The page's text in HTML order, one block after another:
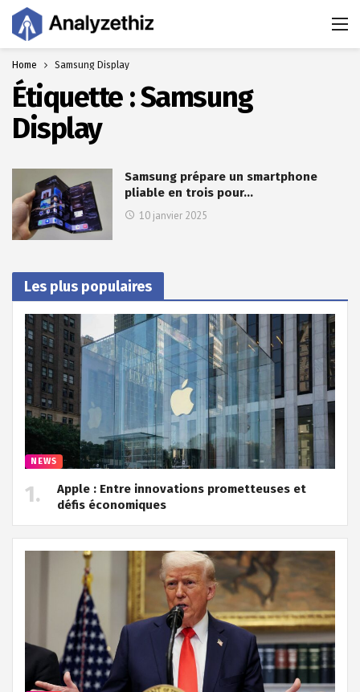
Home Samsung Display
Étiquette :Samsung
Display
Samsung prépare un smartphone
pliable en trois pour…
10 janvier 2025
Les plus populaires
NEWS
Apple : Entre innovations prometteuses et
défis économiques